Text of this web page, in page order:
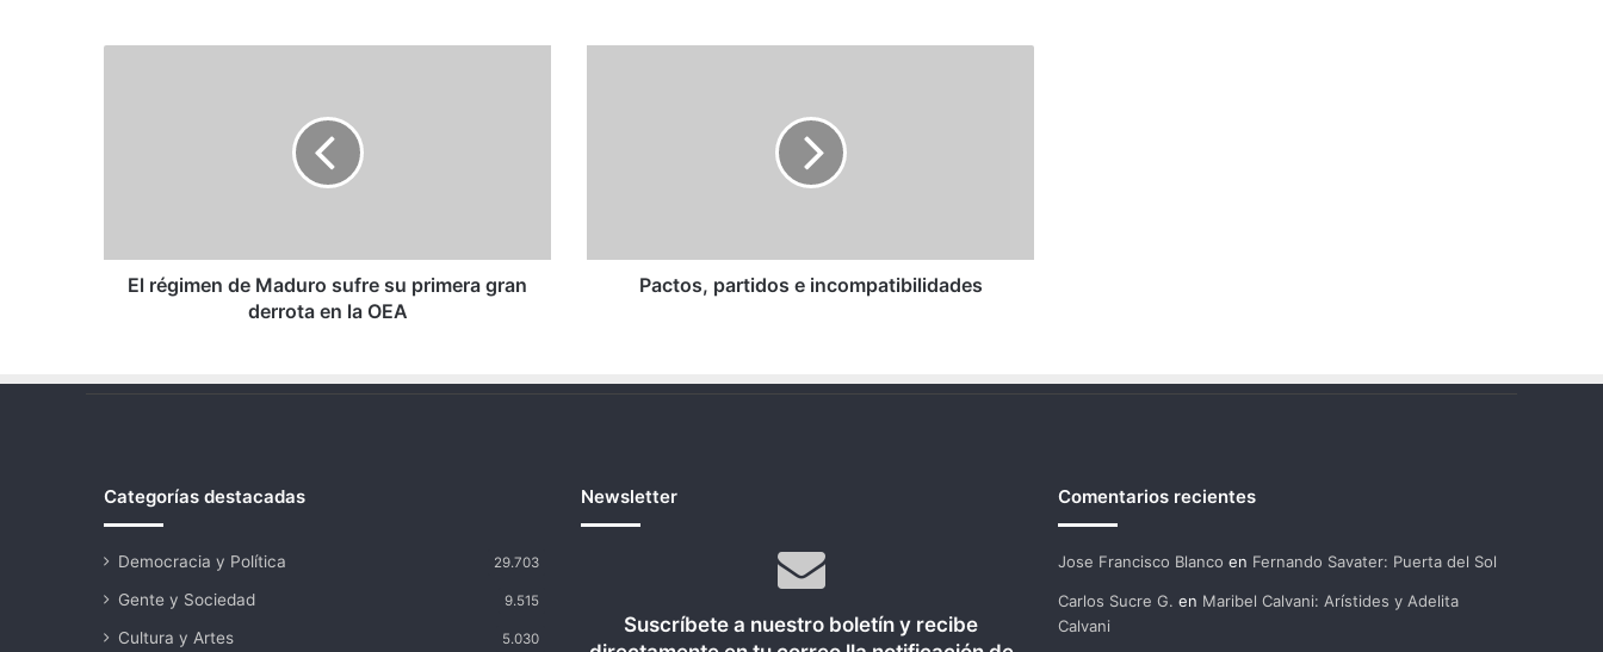
derrota
El régimen de Maduro sufre su primera gran
derrota en la OEA
Pactos, partidos e incompatibilidades
Categorías destacadas
Democracia y Política 29.703
Gente y Sociedad 9.515
Cultura y Artes 5.030
Newsletter
Suscríbete a nuestro boletín y recibe
Comentarios recientes
Jose Francisco Blanco en Fernando Savater: Puerta del Sol
Carlos Sucre G. en Maribel Calvani: Arístides y Adelita
Calvani